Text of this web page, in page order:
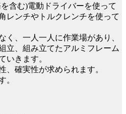
含む)電動ドライバーを使って
レンチやトルクレンチを使って
く、一人一人に作業場があり、
立、組み立てたアルミフレーム
いきます。
、確実性が求められます。
。